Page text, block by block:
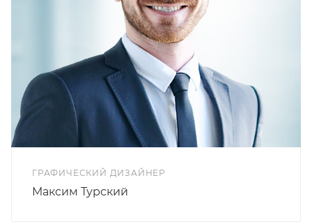
ГРАФИЧЕСКИЙ ДИЗАЙНЕР
Максим Турский